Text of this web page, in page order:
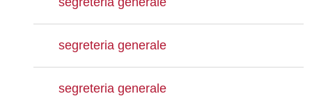
segreteria generale
segreteria generale